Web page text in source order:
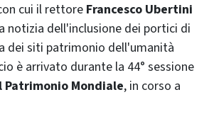
cui il rettoreFrancesco Ubertini
notizia dell'inclusione dei portici di
dei siti patrimonio dell'umanità
è arrivato durante la 44° sessione
Mondiale, in corso a